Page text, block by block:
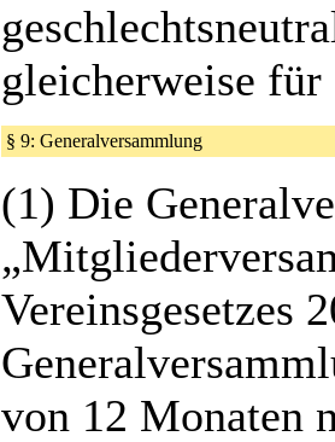
gleicherweise für
§ 9: Generalversammlung
(1) Die
Vereinsgesetzes
von 12 Monaten